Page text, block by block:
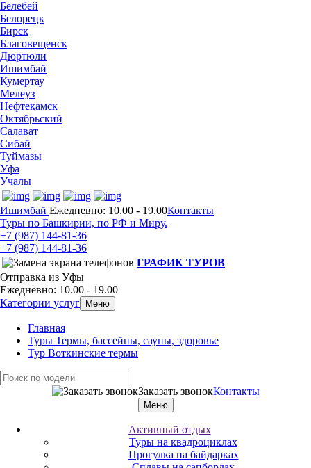
Белебей
Белорецк
Бирск
Благовещенск
Дюртюли
Ишимбай
Кумертау
Мелеуз
Нефтекамск
Октябрьский
Салават
Сибай
Туймазы
Уфа
Учалы
Ишимбай Ежедневно: 10.00 - 19.00Контакты
Туры по Башкирии, по РФ и Миру.
+7 (987) 144-81-36
+7 (987) 144-81-36
ГРАФИК ТУРОВ
Отправка из Уфы
Ежедневно: 10.00 - 19.00
Категории услуг
Меню
Главная
Туры Термы, бассейны, сауны, здоровье
Тур Воткинские термы
Заказать звонокКонтакты
Меню
Активный отдых
Туры на квадроциклах
Прогулка на байдарках